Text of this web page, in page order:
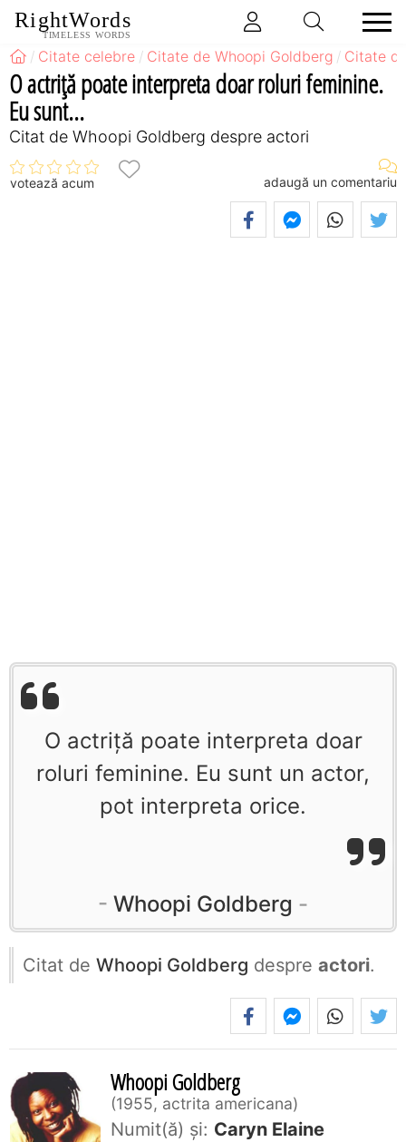
RightWords
TIMELESS WORDS
Citate celebre Citate de Whoopi Goldberg Citate
O actriţă poate interpreta doar roluri feminine.
Eu sunt...
Citat de Whoopi Goldberg despre actori
votează acum adaugă un comentariu
O actriţă poate interpreta doar
roluri feminine. Eu sunt un actor,
pot interpreta orice.
Whoopi Goldberg
Citat de Whoopi Goldberg despre actori.
Whoopi Goldberg
1955, actrita americana
Numit(ă) și: Caryn Elaine